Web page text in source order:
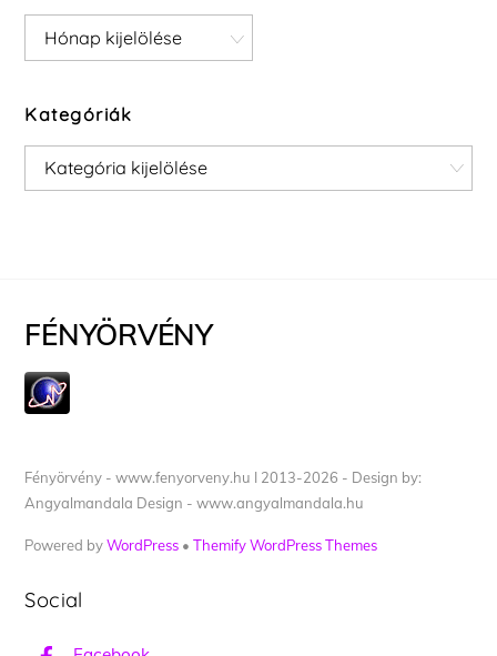
Archívum
Kategóriák
Kategóriák
FÉNYÖRVÉNY
Fényörvény - www.fenyorveny.hu I 2013-2026 - Design by:
Angyalmandala Design - www.angyalmandala.hu
Powered byWordPress •Themify WordPress Themes
Social